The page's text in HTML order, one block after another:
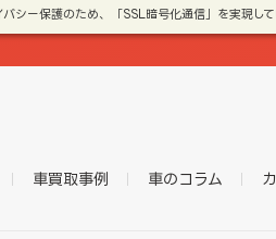
バシー保護のため、「SSL暗号化通信」を実現し
車買取事例 車のコラム